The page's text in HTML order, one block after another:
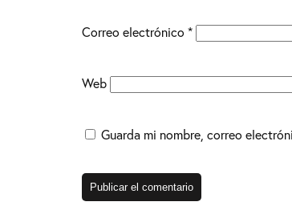
Correo electrónico *
Web
Guarda mi nombre, correo